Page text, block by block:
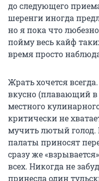
до следующего
шеренги иногда
но я пока что
пойму весь кайф
время просто
Жрать хочется
вкусно (плавающий в
местного
критически не
мучить лютый голод.
палаты приносят
сразу же
всех. Никогда не
принесла один